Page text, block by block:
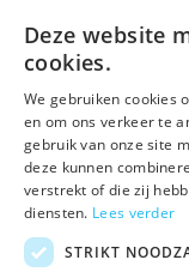
aanbiedingen.
Deze website
cookies.
We gebruiken cookies
en om ons verkeer te
gebruik van onze site
deze kunnen
verstrekt of die zij
diensten. Lees verder
STRIKT